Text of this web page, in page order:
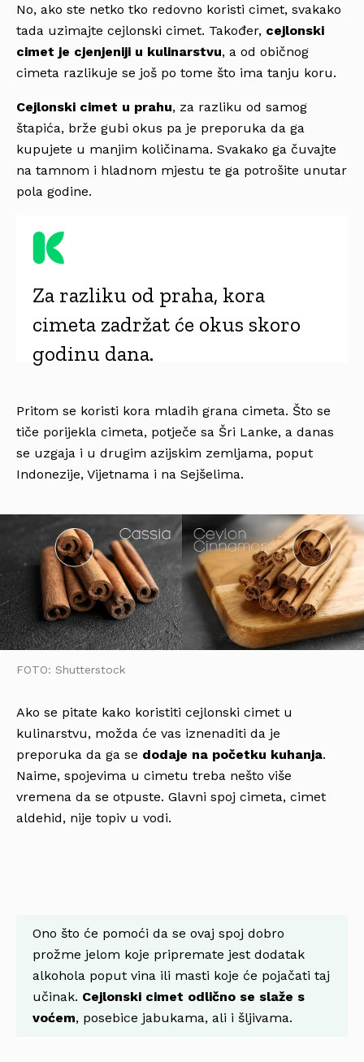
No, ako ste netko tko redovno koristi cimet, svakako
tada uzimajte cejlonski cimet. Također, cejlonski
cimet je cjenjeniji u kulinarstvu, a od običnog
cimeta razlikuje se još po tome što ima tanju koru.
Cejlonski cimet u prahu, za razliku od samog
štapića, brže gubi okus pa je preporuka da ga
kupujete u manjim količinama. Svakako ga čuvajte
na tamnom i hladnom mjestu te ga potrošite unutar
pola godine.
Za razliku od praha, kora
cimeta zadržat će okus skoro
godinu dana.
Pritom se koristi kora mladih grana cimeta. Što se
tiče porijekla cimeta, potječe sa Šri Lanke, a danas
se uzgaja i u drugim azijskim zemljama, poput
Indonezije, Vijetnama i na Sejšelima.
FOTO: Shutterstock
Ako se pitate kako koristiti cejlonski cimet u
kulinarstvu, možda će vas iznenaditi da je
preporuka da ga se dodaje na početku kuhanja.
Naime, spojevima u cimetu treba nešto više
vremena da se otpuste. Glavni spoj cimeta, cimet
aldehid, nije topiv u vodi.
Ono što će pomoći da se ovaj spoj dobro
prožme jelom koje pripremate jest dodatak
alkohola poput vina ili masti koje će pojačati taj
učinak. Cejlonski cimet odlično se slaže s
voćem, posebice jabukama, ali i šljivama.